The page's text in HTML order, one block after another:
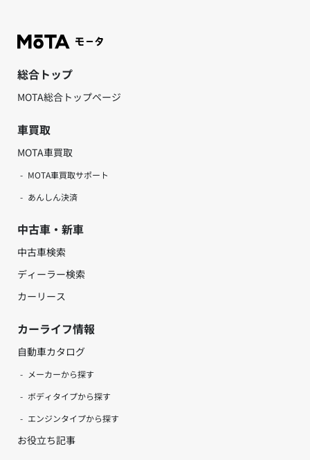
総合トップ
MOTA総合トップページ
車買取
MOTA車買取
MOTA車買取サポート
あんしん決済
中古車・新車
中古車検索
ディーラー検索
カーリース
カーライフ情報
自動車カタログ
メーカーから探す
ボディタイプから探す
エンジンタイプから探す
お役立ち記事